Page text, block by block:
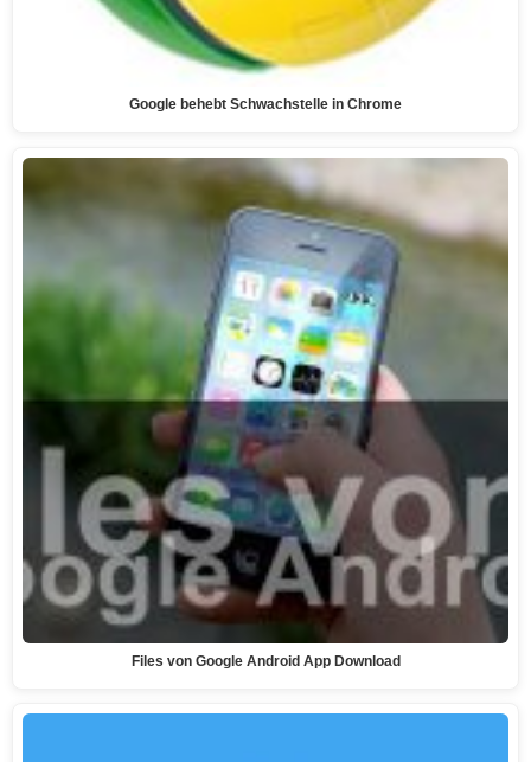
Google behebt Schwachstelle in Chrome
Files von Google Android App Download